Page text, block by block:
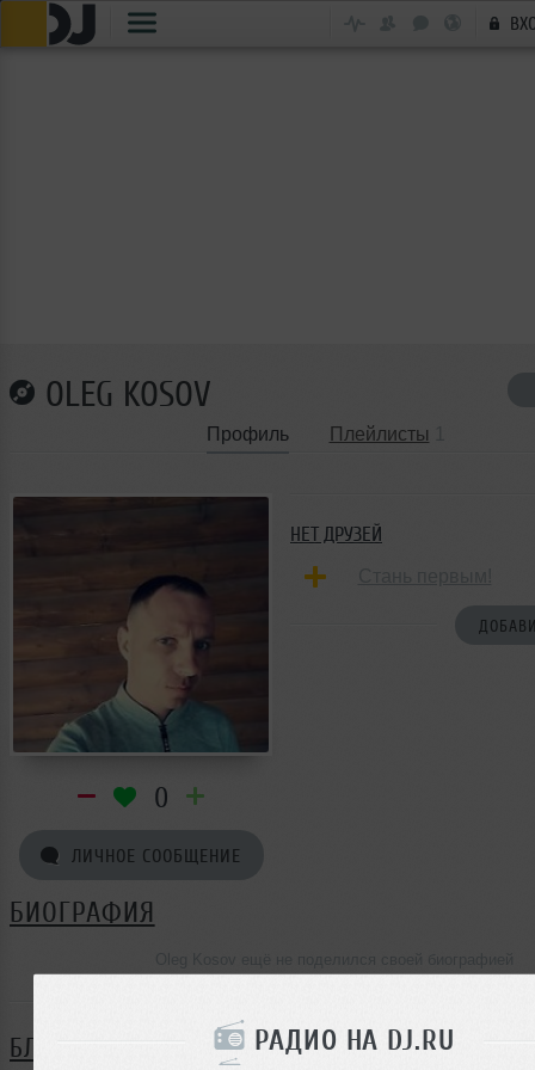
РАДИО НА DJ.RU
OLEG KOSOV
Профиль Плейлисты
0
ЛИЧНОЕ СООБЩЕНИЕ
НЕТ ДРУЗЕЙ
БИОГРАФИЯ
БЛОГ